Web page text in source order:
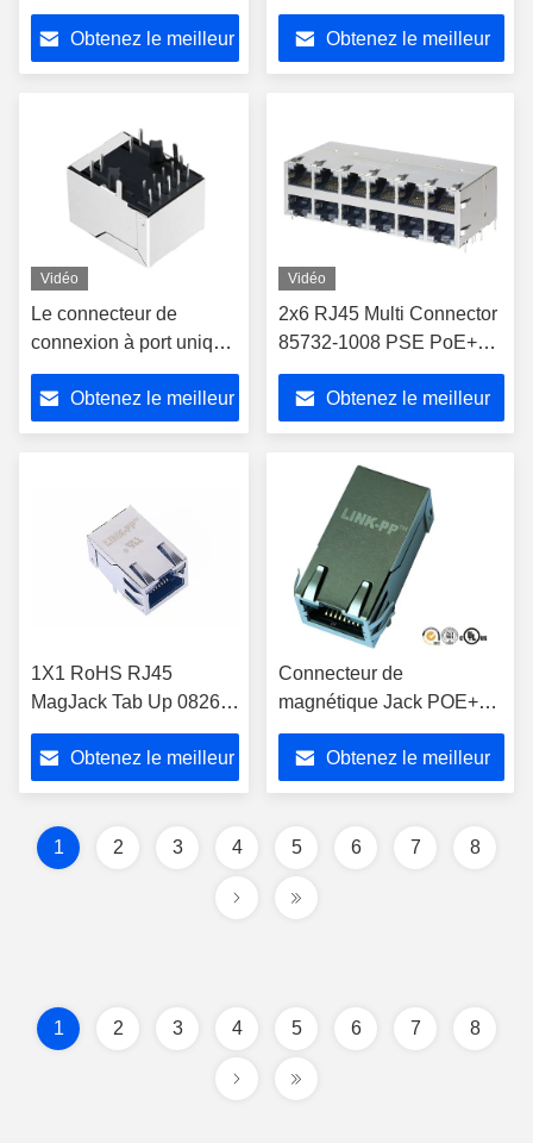
Rj45 POE ont protégé
10/100 base - Tx
LPJ0162CNL
Obtenez le meilleur
POE Jack modulaire
10/100M de D 01 A.C. 12
Obtenez le meilleur
Vidéo
Le connecteur de
connexion à port unique
PoE RJ45
LPJG0926HENL
Obtenez le meilleur
Vidéo
2x6 RJ45 Multi Connector
85732-1008 PSE PoE+
activé avec LED
Obtenez le meilleur
1X1 RoHS RJ45
MagJack Tab Up 0826-
1X1T-57-F Bel
Magnétiques
Obtenez le meilleur
Connecteur de
magnétique Jack POE+
RJ45 de gigabit, la
température prolongée
0826-1X1T-1-F
Obtenez le meilleur
1
2 3 4 5 6 7 8
1 2 3 4 5 6 7 8